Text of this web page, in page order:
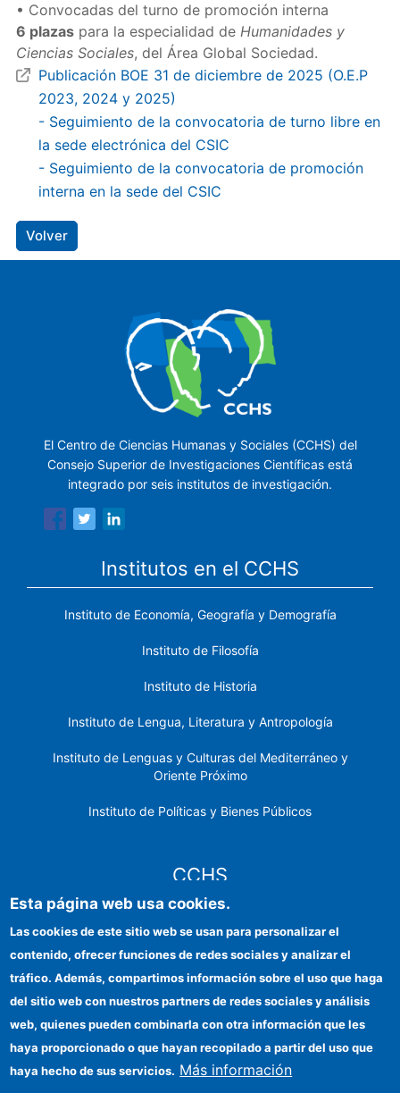
• Convocadas del turno de promoción interna
6 plazaspara la especialidad de Humanidades y
Ciencias Sociales, del Área Global Sociedad.
Publicación BOE 31 de diciembre de 2025 (O.E.P
2023, 2024 y 2025)
- Seguimiento de la convocatoria de turno libre en
la sede electrónica del CSIC
- Seguimiento de la convocatoria de promoción
interna en la sede del CSIC
Volver
El Centro de Ciencias Humanas y Sociales (CCHS) del
Consejo Superior de Investigaciones Científicas está
integrado por seis institutos de investigación.
Institutos en el CCHS
Instituto de Economía, Geografía y Demografía
Instituto de Filosofía
Instituto de Historia
Instituto de Lengua, Literatura y Antropología
Instituto de Lenguas y Culturas del Mediterráneo y
Oriente Próximo
Instituto de Políticas y Bienes Públicos
CCHS
Identidad institucional
Ayudas FEDER
Organismos financiadores
Esta página web usa cookies.
Las cookies de este sitio web se usan para personalizar el
contenido, ofrecer funciones de redes sociales y analizar el
tráfico. Además, compartimos información sobre el uso que haga
del sitio web con nuestros partners de redes sociales y análisis
web, quienes pueden combinarla con otra información que les
haya proporcionado o que hayan recopilado a partir del uso que
haya hecho de sus servicios. Más información